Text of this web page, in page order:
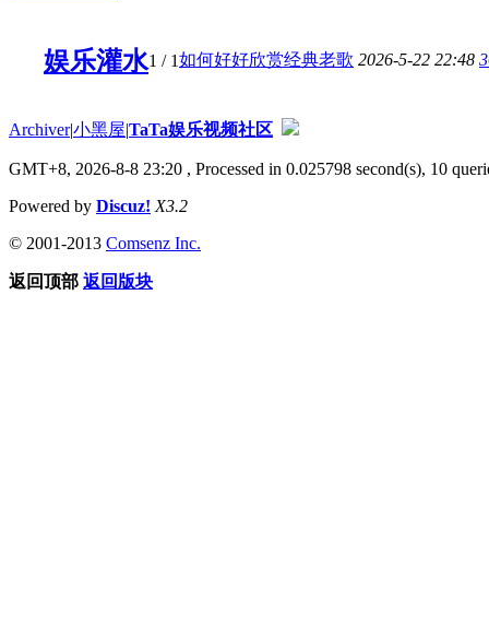
娱乐灌水1 / 1如何好好欣赏经典老歌 2026-5-22 22:48
Archiver|小黑屋|TaTa娱乐视频社区
GMT+8, 2026-8-8 23:20 , Processed in 0.025798 second(s), 10
Powered by Discuz! X3.2
© 2001-2013 Comsenz Inc.
返回顶部 返回版块